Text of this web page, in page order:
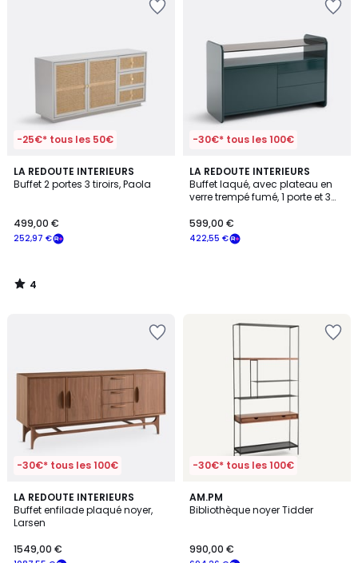
-25€* tous les 50€
LA REDOUTE INTERIEURS
Buffet 2 portes 3 tiroirs, Paola
252,97 €
499,00 €
4
/
4
/
-30€* tous les 100€
LA REDOUTE INTERIEURS
Buffet laqué, avec plateau en
verre trempé fumé, 1 porte et 3
422,55 €
599,00 €
-30€* tous les 100€
LA REDOUTE INTERIEURS
Buffet enfilade plaqué noyer,
Larsen
1549,00 €
4
/
5
-30€* tous les 100€
AM.PM
Bibliothèque noyer Tidder
990,00 €
4,5
/ 5